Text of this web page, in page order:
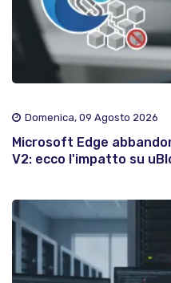
Domenica, 09 Agosto 2026
Microsoft Edge
V2: ecco l'impatto su